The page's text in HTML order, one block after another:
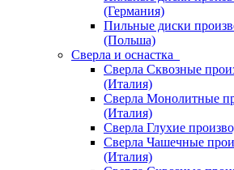
(Германия)
Пильные диски
(Польша)
Сверла и оснастка
Сверла Сквозные
(Италия)
Сверла Монолитные
(Италия)
Сверла Глухие
Сверла Чашечные
(Италия)